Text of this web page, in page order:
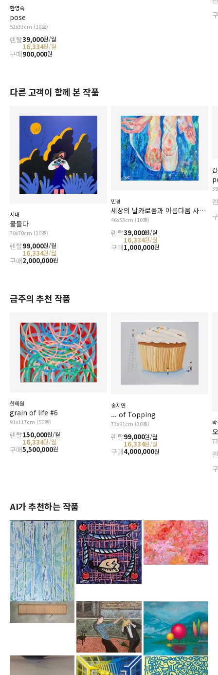
한영숙
pose
52x33cm (10호)
렌탈39,000원/월
16,334원/월
구매900,000원
다른 고객이 함께 본 작품
시내
물들다
70x70cm (30호)
렌탈99,000원/월
16,334원/월
구매2,000,000원
민경
세상의 날카로움과 아름다움 사이에서
46x53cm (10호)
렌탈39,000원/월
16,334원/월
구매1,000,000원
금주의 추천 작품
한혜원
grain of life #6
91x117cm (50호)
렌탈150,000원/월
16,334원/월
구매5,500,000원
송지연
... of Topping
73x91cm (30호)
렌탈99,000원/월
16,334원/월
구매4,000,000원
AI가 추천하는 작품